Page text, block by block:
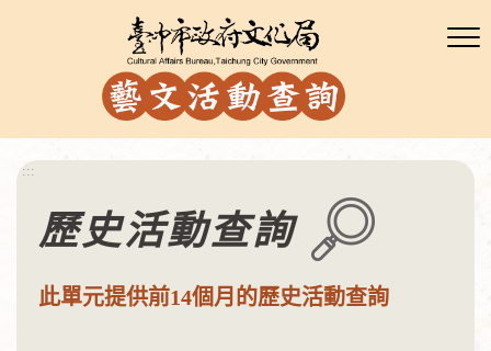
:::
歷史活動查詢
此單元提供前14個月的歷史活動查詢